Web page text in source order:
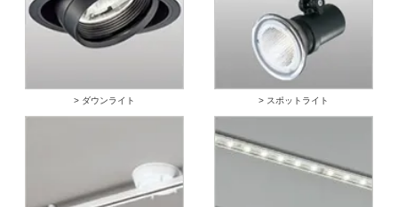
> ダウンライト > スポットライト